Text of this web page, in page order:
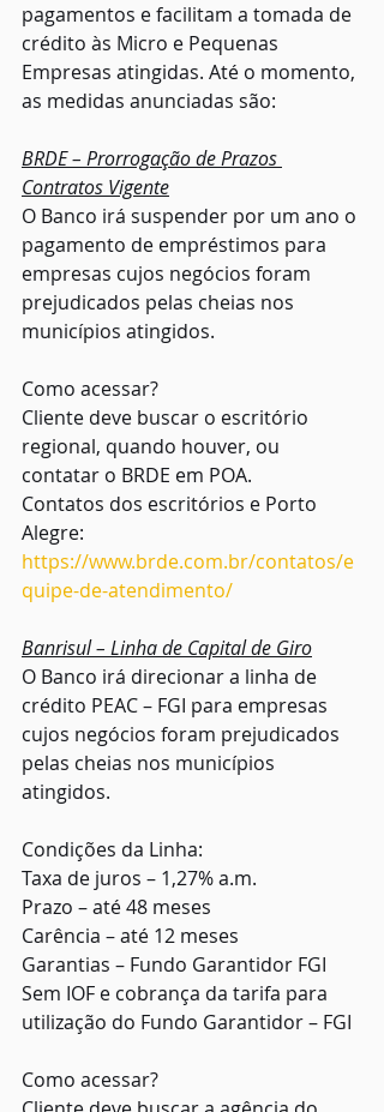
pagamentos e facilitam a tomada de
crédito às Micro e Pequenas
Empresas atingidas. Até o momento,
as medidas anunciadas são:
BRDE – Prorrogação de Prazos
Contratos Vigente
O Banco irá suspender por um ano o
pagamento de empréstimos para
empresas cujos negócios foram
prejudicados pelas cheias nos
municípios atingidos.
Como acessar?
Cliente deve buscar o escritório
regional, quando houver, ou
contatar o BRDE em POA.
Contatos dos escritórios e Porto
Alegre:
https://www.brde.com.br/contatos/e
quipe-de-atendimento/
Banrisul – Linha de Capital de Giro
O Banco irá direcionar a linha de
crédito PEAC – FGI para empresas
cujos negócios foram prejudicados
pelas cheias nos municípios
atingidos.
Condições da Linha:
Taxa de juros – 1,27% a.m.
Prazo – até 48 meses
Carência – até 12 meses
Garantias – Fundo Garantidor FGI
Sem IOF e cobrança da tarifa para
utilização do Fundo Garantidor – FGI
Como acessar?